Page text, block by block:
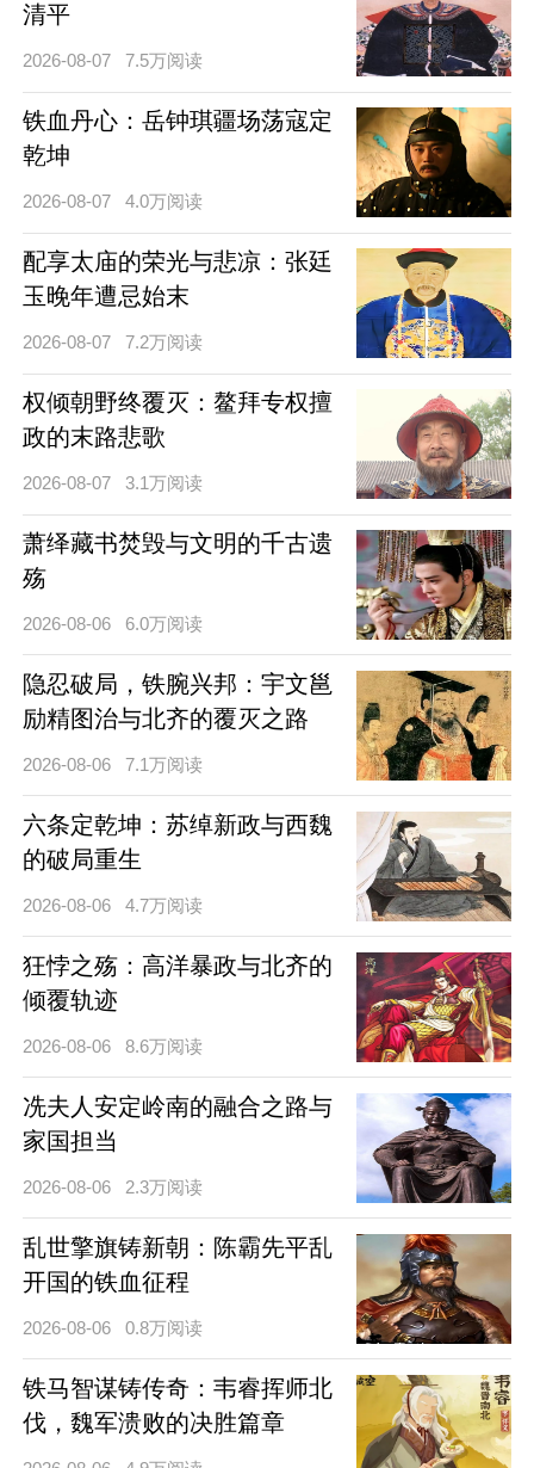
清平
2026-08-07 7.5万阅读
铁血丹心：岳钟琪疆场荡寇定
乾坤
2026-08-07 4.0万阅读
配享太庙的荣光与悲凉：张廷
玉晚年遭忌始末
2026-08-07 7.2万阅读
权倾朝野终覆灭：鳌拜专权擅
政的末路悲歌
2026-08-07 3.1万阅读
萧绎藏书焚毁与文明的千古遗
殇
2026-08-06 6.0万阅读
隐忍破局，铁腕兴邦：宇文邕
励精图治与北齐的覆灭之路
2026-08-06 7.1万阅读
六条定乾坤：苏绰新政与西魏
的破局重生
2026-08-06 4.7万阅读
狂悖之殇：高洋暴政与北齐的
倾覆轨迹
2026-08-06 8.6万阅读
冼夫人安定岭南的融合之路与
家国担当
2026-08-06 2.3万阅读
乱世擎旗铸新朝：陈霸先平乱
开国的铁血征程
2026-08-06 0.8万阅读
铁马智谋铸传奇：韦睿挥师北
伐，魏军溃败的决胜篇章